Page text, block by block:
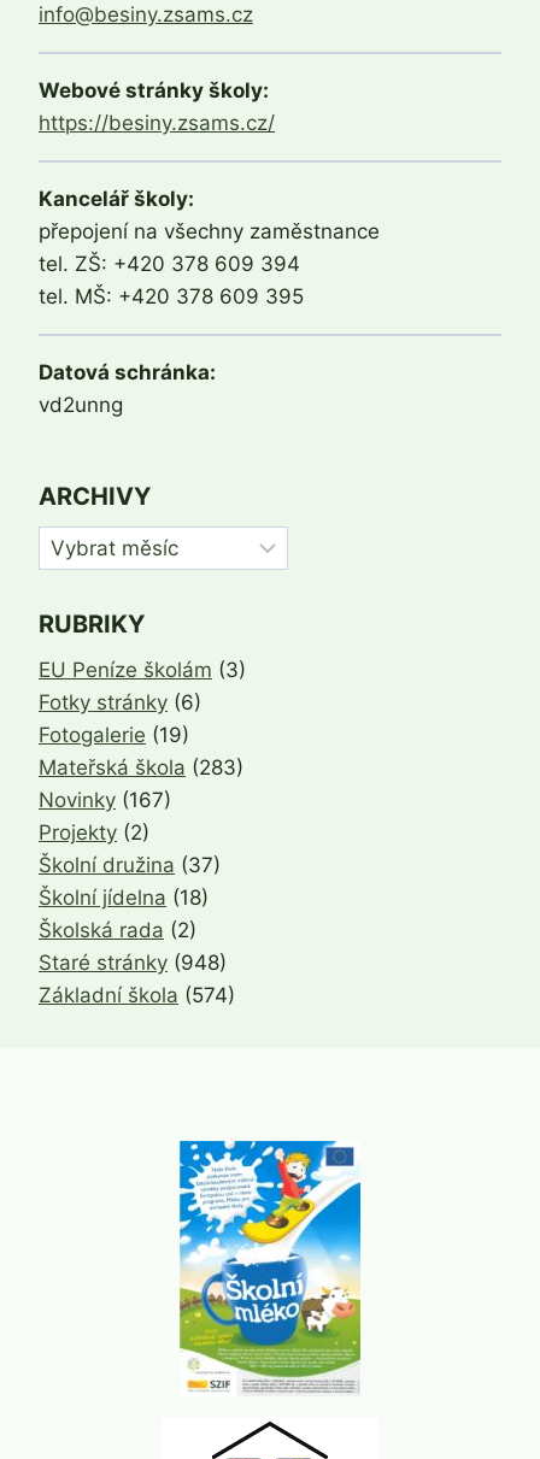
info@besiny.zsams.cz
Webové stránky školy:
https://besiny.zsams.cz/
Kancelář školy:
přepojení na všechny zaměstnance
tel. ZŠ: +420 378 609 394
tel. MŠ: +420 378 609 395
Datová schránka:
vd2unng
ARCHIVY
Archivy
RUBRIKY
EU Peníze školám (3)
Fotky stránky (6)
Fotogalerie (19)
Mateřská škola (283)
Novinky (167)
Projekty (2)
Školní družina (37)
Školní jídelna (18)
Školská rada (2)
Staré stránky (948)
Základní škola (574)